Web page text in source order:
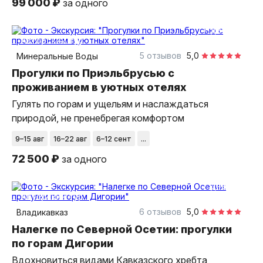
99 000 ₽ за одного
7 дней
авторский тур
Минеральные Воды
5,0
5 отзывов
Прогулки по Приэльбрусью с
проживанием в уютных отелях
Гулять по горам и ущельям и наслаждаться
природой, не пренебрегая комфортом
9–15 авг 16–22 авг 6–12 сент ...
72 500 ₽ за одного
7 дней
авторский тур
Владикавказ
5,0
6 отзывов
Налегке по Северной Осетии: прогулки
по горам Дигории
Вдохновиться видами Кавказского хребта,